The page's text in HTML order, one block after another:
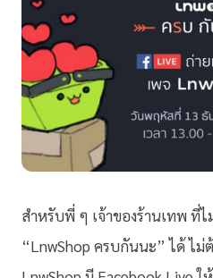
สำหรับพี่ ๆ เจ้าของร้านเทพ ที่ไ
“LnwShop ครบกันนะ” ได้ ไม่